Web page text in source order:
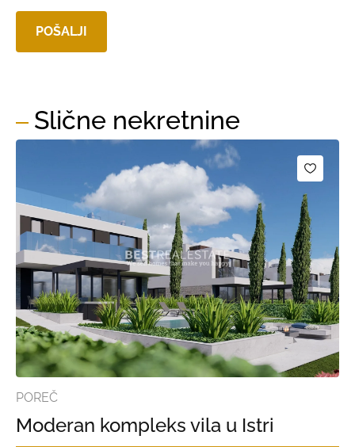
Slične nekretnine
POREČ
Moderan kompleks vila u Istri